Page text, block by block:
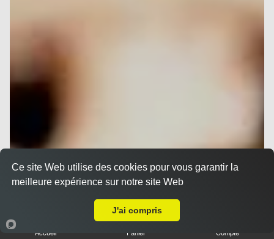
Accueil Panier Compte
Ce site Web utilise des cookies pour vous garantir la
meilleure expérience sur notre site Web
J'ai compris